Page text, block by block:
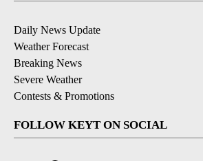
Daily News Update
Weather Forecast
Breaking News
Severe Weather
Contests & Promotions
FOLLOW KEYT ON SOCIAL